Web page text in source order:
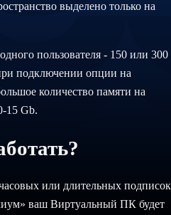
выделено только на
пользователя - 150 или 300
подключении опции на
количество памяти на
15 Gb.
или длительных подписок
ваш Виртуальный ПК будет